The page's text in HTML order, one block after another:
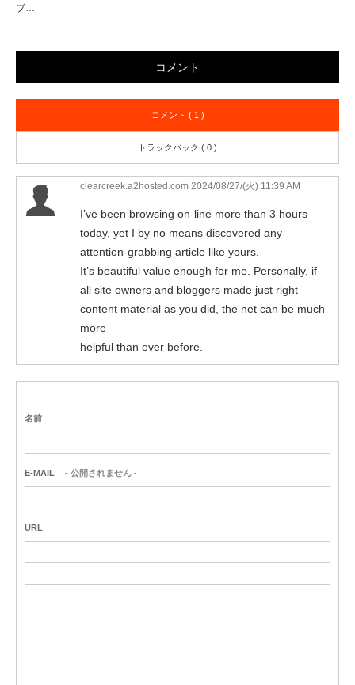
ブ…
コメント
コメント ( 1 )
トラックバック ( 0 )
clearcreek.a2hosted.com 2024/08/27/(火) 11:39 AM
I’ve been browsing on-line more than 3 hours
today, yet I by no means discovered any
attention-grabbing article like yours.
It’s beautiful value enough for me. Personally, if
all site owners and bloggers made just right
content material as you did, the net can be much
more
helpful than ever before.
名前
E-MAIL - 公開されません -
URL